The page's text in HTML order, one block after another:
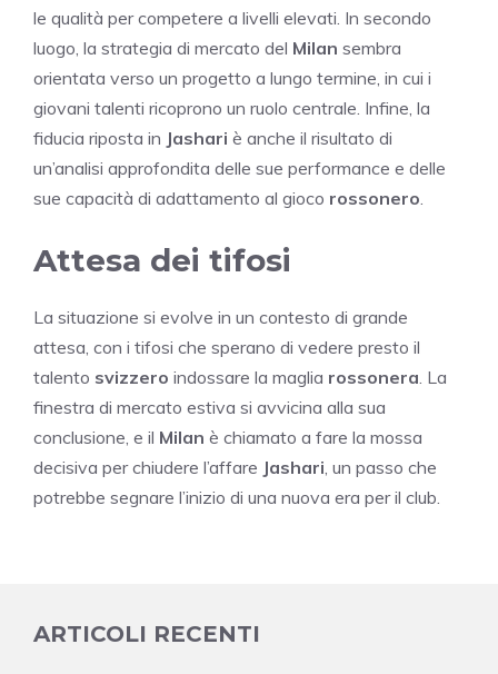
le qualità per competere a livelli elevati. In secondo
luogo, la strategia di mercato del Milan sembra
orientata verso un progetto a lungo termine, in cui i
giovani talenti ricoprono un ruolo centrale. Infine, la
fiducia riposta in Jashari è anche il risultato di
un’analisi approfondita delle sue performance e delle
sue capacità di adattamento al gioco rossonero
Attesa dei tifosi
La situazione si evolve in un contesto di grande
attesa, con i tifosi che sperano di vedere presto il
talento svizzero indossare la maglia rossonera . La
finestra di mercato estiva si avvicina alla sua
conclusione, e il Milan è chiamato a fare la mossa
decisiva per chiudere l’affare Jashari , un passo che
potrebbe segnare l’inizio di una nuova era per il club.
ARTICOLI RECENTI